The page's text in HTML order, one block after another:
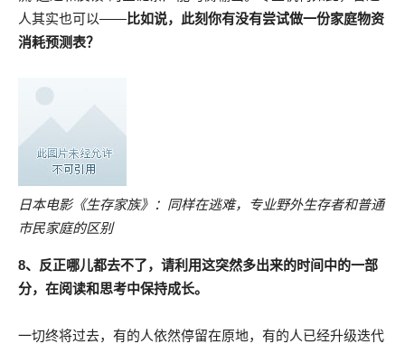
人其实也可以——比如说，此刻你有没有尝试做一份家庭物资
消耗预测表？
日本电影《生存家族》：同样在逃难，专业野外生存者和普通
市民家庭的区别
8、反正哪儿都去不了，请利用这突然多出来的时间中的一部
分，在阅读和思考中保持成长。
一切终将过去，有的人依然停留在原地，有的人已经升级迭代